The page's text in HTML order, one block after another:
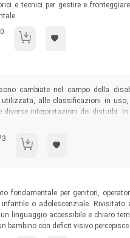
e tecnici per gestire e
Protocolli di intervento per le
cambiate nel campo della
utilizzata, alle classificazioni in
diverse interpretazioni dei disturbi.
per la formazione degli studenti,
e dei genitori che potranno
Psicologia della disabilità e dei
fondamentale per genitori,
o adolescenziale.
linguaggio accessibile e chiaro
bambino con deficit visivo